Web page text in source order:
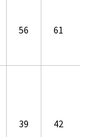
56 61
39 42